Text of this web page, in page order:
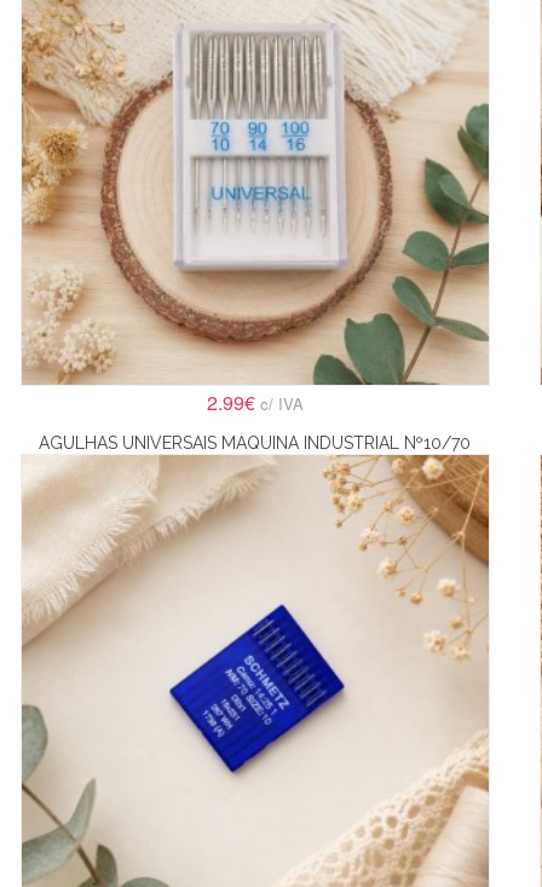
2.99€ c/ IVA
AGULHAS UNIVERSAIS MÁQUINA INDUSTRIAL Nº10/70